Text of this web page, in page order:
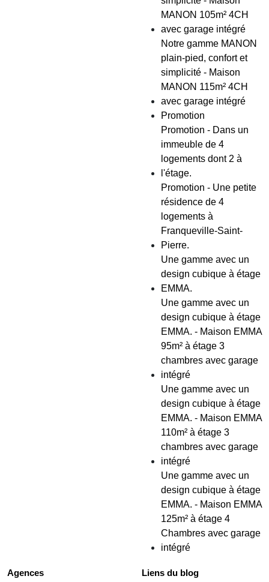
MANON 105m² 4CH
avec garage intégré
Notre gamme MANON
plain-pied, confort et
simplicité - Maison
MANON 115m² 4CH
avec garage intégré
Promotion
Promotion - Dans un
immeuble de 4
logements dont 2 à
l'étage.
Promotion - Une petite
résidence de 4
logements à
Franqueville-Saint-
Pierre.
Une gamme avec un
design cubique à étage
EMMA.
Une gamme avec un
design cubique à étage
EMMA. - Maison EMMA
95m² à étage 3
chambres avec garage
intégré
Une gamme avec un
design cubique à étage
EMMA. - Maison EMMA
110m² à étage 3
chambres avec garage
intégré
Une gamme avec un
design cubique à étage
EMMA. - Maison EMMA
125m² à étage 4
Chambres avec garage
intégré
Agences Liens du blog